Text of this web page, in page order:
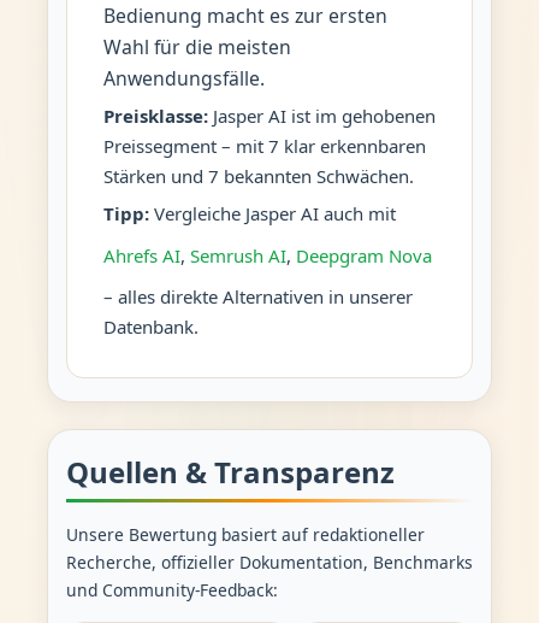
Bedienung macht es zur ersten
Wahl für die meisten
Anwendungsfälle.
Preisklasse:Jasper AI ist im gehobenen
Preissegment – mit 7 klar erkennbaren
Stärken und 7 bekannten Schwächen.
Tipp:Vergleiche Jasper AI auch mit
Ahrefs AI, Semrush AI, Deepgram Nova
– alles direkte Alternativen in unserer
Datenbank.
Quellen & Transparenz
Unsere Bewertung basiert auf redaktioneller
Recherche, offizieller Dokumentation, Benchmarks
und Community-Feedback: